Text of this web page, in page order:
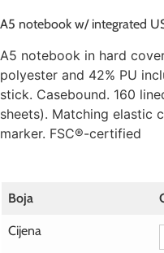
A5 notebook w/ integrated
A5 notebook in hard
polyester and 42% PU
stick. Casebound. 160
sheets). Matching elastic
marker. FSC®-certified
Boja
Cijena